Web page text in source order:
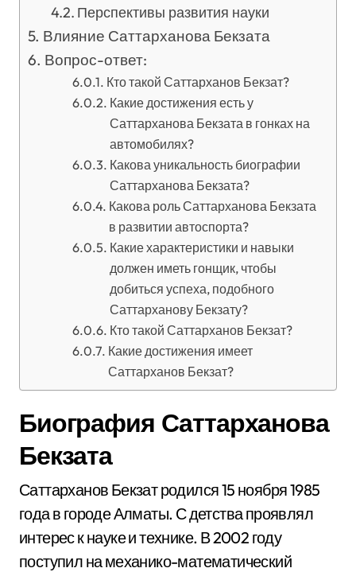
Перспективы развития науки
Влияние Саттарханова Бекзата
Вопрос-ответ:
Кто такой Саттарханов Бекзат?
Какие достижения есть у
Саттарханова Бекзата в гонках на
автомобилях?
Какова уникальность биографии
Саттарханова Бекзата?
Какова роль Саттарханова Бекзата
в развитии автоспорта?
Какие характеристики и навыки
должен иметь гонщик, чтобы
добиться успеха, подобного
Саттарханову Бекзату?
Кто такой Саттарханов Бекзат?
Какие достижения имеет
Саттарханов Бекзат?
Биография Саттарханова
Бекзата
Саттарханов Бекзат родился 15 ноября 1985
года в городе Алматы. С детства проявлял
интерес к науке и технике. В 2002 году
поступил на механико-математический